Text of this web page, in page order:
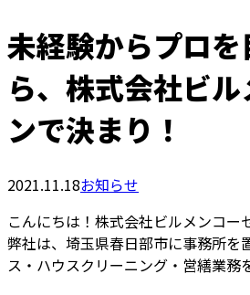
未経験からプロ
ら、株式会社ビ
ンで決まり！
2021.11.18お知らせ
こんにちは！株式会社ビルメンコー
弊社は、埼玉県春日部市に事務所を
ス・ハウスクリーニング・営繕業務